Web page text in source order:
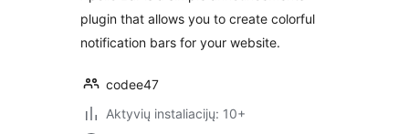
plugin that allows you to create colorful
notification bars for your website.
codee47
Aktyvių instaliacijų: 10+